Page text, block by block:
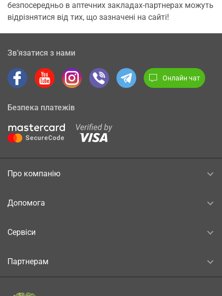
безпосередньо в аптечних закладах-партнерах можуть
відрізнятися від тих, що зазначені на сайті!
Зв’язатися з нами
Онлайн чат
Безпека платежів
Про компанію
Допомога
Сервіси
Партнерам